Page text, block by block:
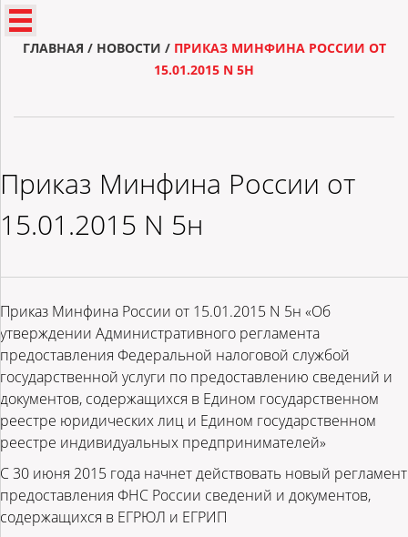
ГЛАВНАЯ / НОВОСТИ / ПРИКАЗ МИНФИНА РОССИИ ОТ
15.01.2015 N 5Н
Приказ Минфина России от
15.01.2015 N 5н
Приказ Минфина России от 15.01.2015 N 5н «Об
утверждении Административного регламента
предоставления Федеральной налоговой службой
государственной услуги по предоставлению сведений и
документов, содержащихся в Едином государственном
реестре юридических лиц и Едином государственном
реестре индивидуальных предпринимателей»
С 30 июня 2015 года начнет действовать новый регламент
предоставления ФНС России сведений и документов,
содержащихся в ЕГРЮЛ и ЕГРИП